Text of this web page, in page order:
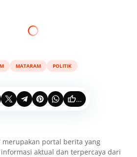
MATARAM POLITIK
...
merupakan portal berita yang
aktual dan terpercaya dari